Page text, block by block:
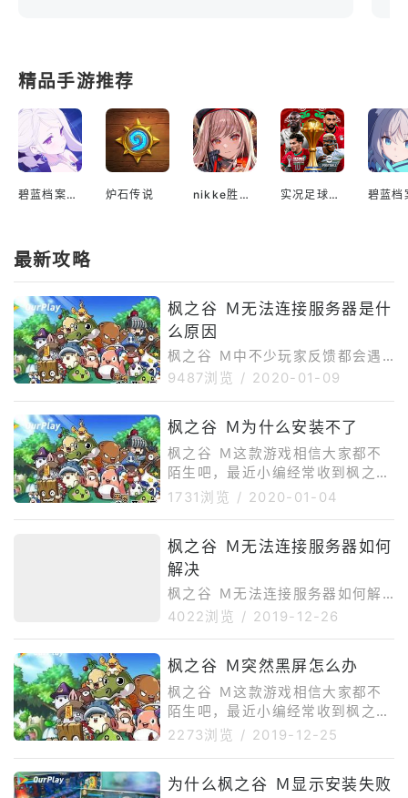
精品手游推荐
碧蓝档案国际服 炉石传说 nikke胜利女神国际服 实况足球2022手游
最新攻略
枫之谷 Ｍ无法连接服务器是什
么原因
枫之谷 Ｍ中不少玩家反馈都会遇
到枫之谷 Ｍ无法连接服务器是什
分享几个解决方案。
9487浏览 / 2020-01-09
枫之谷 Ｍ为什么安装不了
枫之谷 Ｍ这款游戏相信大家都不
陌生吧，最近小编经常收到枫之谷
Ｍ为什么安装不了问题的反馈，接
1731浏览 / 2020-01-04
枫之谷 Ｍ无法连接服务器如何
解决
枫之谷 Ｍ无法连接服务器如何解
决，相信大家在玩枫之谷 Ｍ的过
几种常见的解决方案。
4022浏览 / 2019-12-26
枫之谷 Ｍ突然黑屏怎么办
枫之谷 Ｍ这款游戏相信大家都不
陌生吧，最近小编经常收到枫之谷
Ｍ突然黑屏怎么办问题的反馈，接
2273浏览 / 2019-12-25
为什么枫之谷 Ｍ显示安装失败